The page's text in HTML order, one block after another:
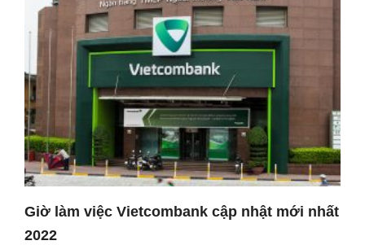
Giờ làm việc Vietcombank cập nhật mới nhất
2022